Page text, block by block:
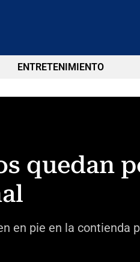
ENTRETENIMIENTO
quedan
en pie en la